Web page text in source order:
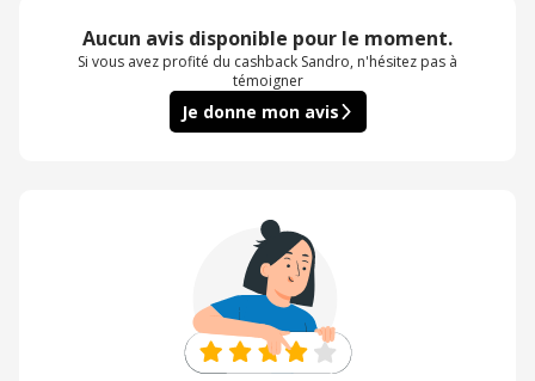
Aucun avis disponible pour le moment.
Si vous avez profité du cashback Sandro, n'hésitez pas à
témoigner
Je donne mon avis